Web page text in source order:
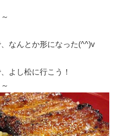
なんとか形になった(^^)v
よし松に行こう！